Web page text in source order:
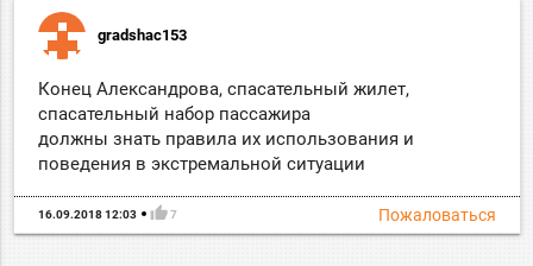
gradshac153
Конец Александрова, спасательный жилет,
спасательный набор пассажира
должны знать правила их использования и
поведения в экстремальной ситуации
Пожаловаться
16.09.2018 12:03 thumb_up 7